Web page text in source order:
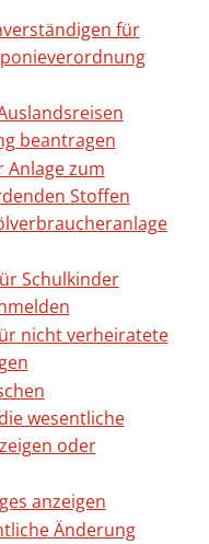
für
beantragen
Anlage zum
Stoffen
Schulkinder
nicht verheiratete
wesentliche
oder
anzeigen
Änderung